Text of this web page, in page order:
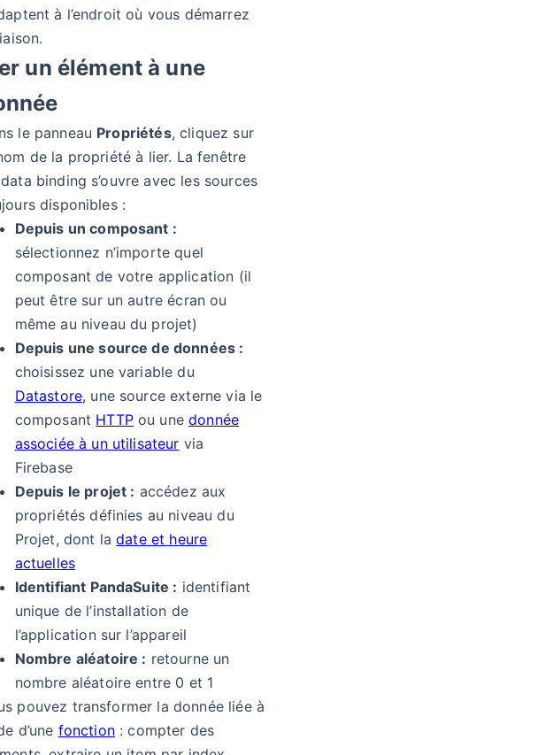
à l’endroit où vous démarrez
un élément à une
le panneau Propriétés, cliquez sur
de la propriété à lier. La fenêtre
binding s’ouvre avec les sources
disponibles :
Depuis un composant :
sélectionnez n’importe quel
composant de votre application (il
peut être sur un autre écran ou
même au niveau du projet)
Depuis une source de données :
choisissez une variable du
Datastore, une source externe via le
composant HTTPou unedonnée
associée à un utilisateur via
Firebase
Depuis le projet : accédez aux
propriétés définies au niveau du
Projet, dont ladate et heure
actuelles
Identifiant PandaSuite : identifiant
unique de l’installation de
l’application sur l’appareil
Nombre aléatoire : retourne un
nombre aléatoire entre 0 et 1
pouvez transformer la donnée liée à
d’une fonction: compter des